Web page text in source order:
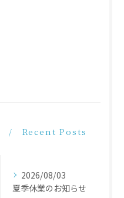
Recent Posts
2026/08/03
夏季休業のお知らせ